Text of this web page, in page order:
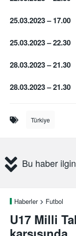
25.03.2023 – 17.00
25.03.2023 – 22.30
28.03.2023 – 21.30
28.03.2023 – 21.30
Türkiye
Bu haber
Haberler Futbol
U17 Milli